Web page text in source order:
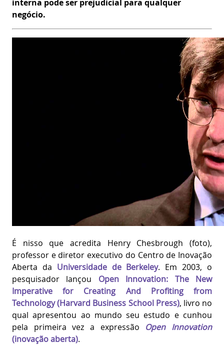
interna pode ser prejudicial para qualquer
negócio.
É nisso que acredita Henry Chesbrough (foto),
professor e diretor executivo do Centro de Inovação
Aberta da Universidade de Berkeley. Em 2003, o
pesquisador lançou Open Innovation: The New
Imperative for Creating And Profiting from
Technology (Harvard Business School Press), livro no
qual apresentou ao mundo seu estudo e cunhou
pela primeira vez a expressão Open Innovation
(inovação aberta).